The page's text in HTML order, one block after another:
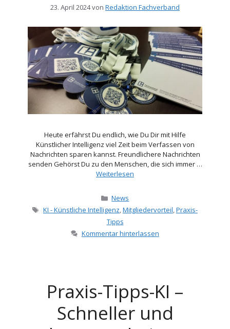
23. April 2024von Redaktion Fachverband
Heute erfährst Du endlich, wie Du Dir mit Hilfe
Künstlicher Intelligenz viel Zeit beim Verfassen von
Nachrichten sparen kannst. Freundlichere Nachrichten
senden Gehörst Du zu den Menschen, die sich immer …
Weiterlesen
Kategorien
News
Schlagwörter
KI - Künstliche Intelligenz,Mitgliedervorteil,Praxis-
Tipps
Kommentar hinterlassen
Praxis-Tipps-KI –
Schneller und